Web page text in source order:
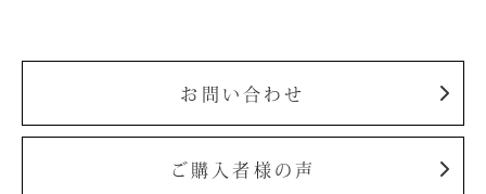
お問い合わせ
ご購入者様の声